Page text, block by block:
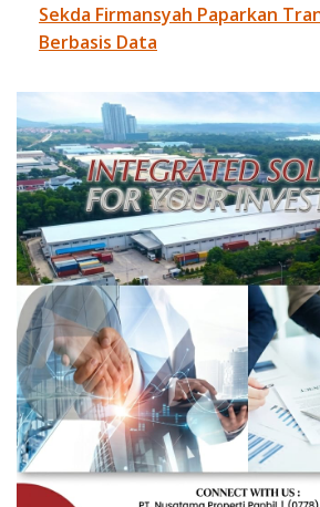
Sekda Firmansyah Paparkan
Berbasis Data